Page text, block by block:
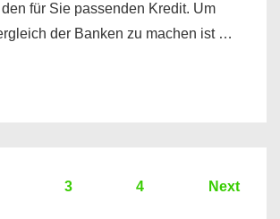
für Sie passenden Kredit. Um
der Banken zu machen ist …
3 4 Next